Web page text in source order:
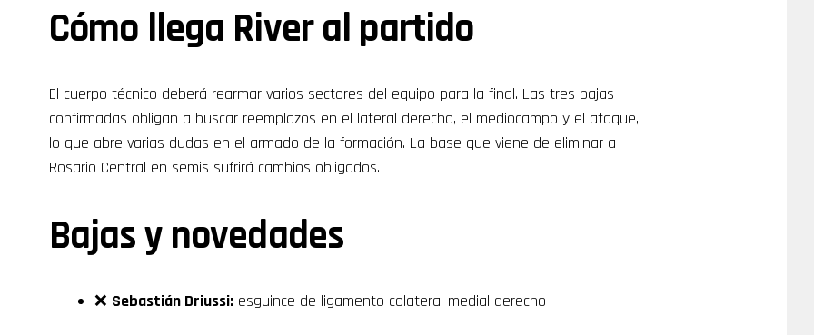
Cómo llega River al partido
El cuerpo técnico deberá rearmar varios sectores del equipo para la final. Las tres bajas
confirmadas obligan a buscar reemplazos en el lateral derecho, el mediocampo y el ataque,
lo que abre varias dudas en el armado de la formación. La base que viene de eliminar a
Rosario Central en semis sufrirá cambios obligados.
Bajas y novedades
❌ Sebastián Driussi: esguince de ligamento colateral medial derecho